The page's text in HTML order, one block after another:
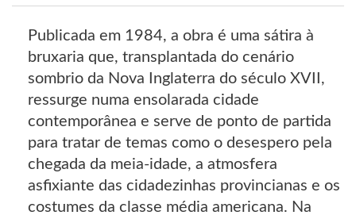
Publicada em 1984, a obra é uma sátira à
bruxaria que, transplantada do cenário
sombrio da Nova Inglaterra do século XVII,
ressurge numa ensolarada cidade
contemporânea e serve de ponto de partida
para tratar de temas como o desespero pela
chegada da meia-idade, a atmosfera
asfixiante das cidadezinhas provincianas e os
costumes da classe média americana. Na